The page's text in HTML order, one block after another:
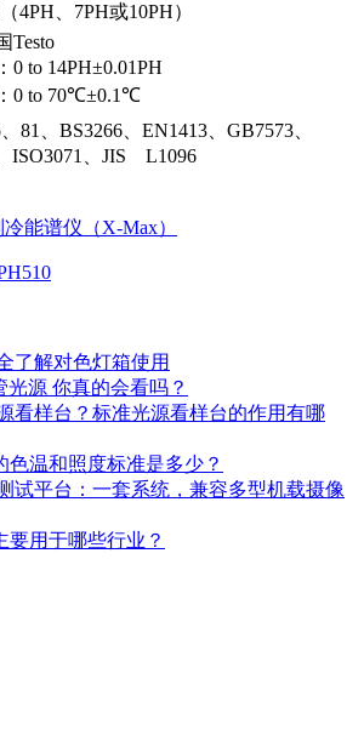
4PH、7PH或10PH）
Testo
0 to 14PH±0.01PH
0 to 70℃±0.1 ℃
81、BS3266、EN1413、GB7573、
ISO3071、JIS L1096
能谱仪（X-Max）
了解对色灯箱使用
光源 你真的会看吗？
看样台？标准光源看样台的作用有哪
色温和照度标准是多少？
试平台：一套系统，兼容多型机载摄像
要用于哪些行业？